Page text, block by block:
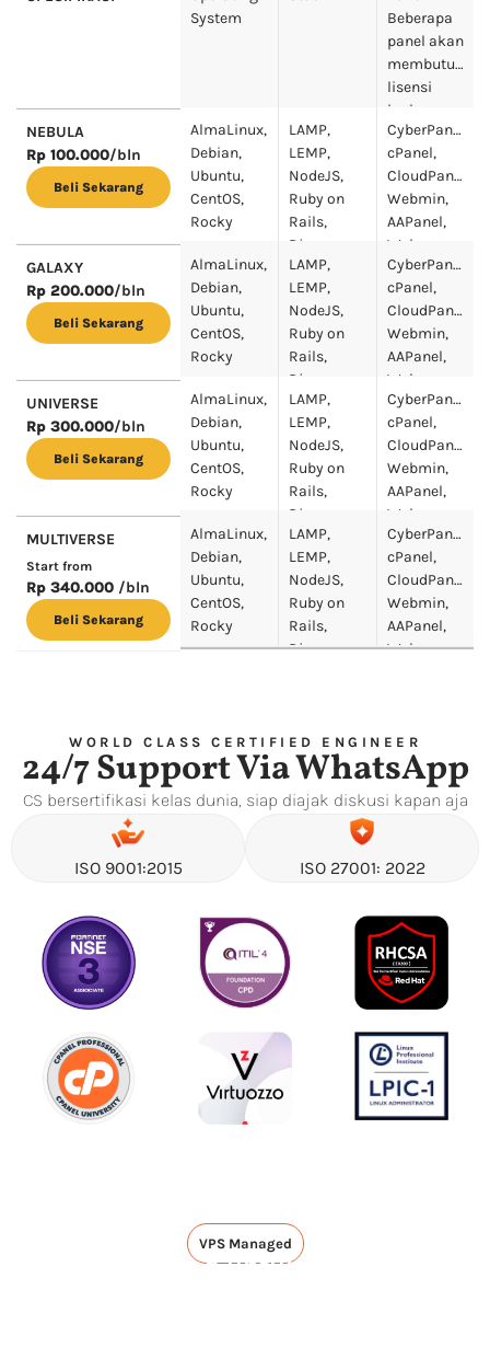
NEBULA
Rp 100.000/bln
Beli Sekarang
GALAXY
Rp 200.000/bln
Beli Sekarang
UNIVERSE
Rp 300.000/bln
Beli Sekarang
MULTIVERSE
Start from
Rp 340.000 /bln
Beli Sekarang
System
AlmaLinux,
Debian,
Ubuntu,
CentOS,
Rocky
AlmaLinux,
Debian,
Ubuntu,
CentOS,
Rocky
AlmaLinux,
Debian,
Ubuntu,
CentOS,
Rocky
AlmaLinux,
Debian,
Ubuntu,
CentOS,
Rocky
LAMP,
LEMP,
NodeJS,
Ruby on
Rails,
Django,
Docker
Portainer
LAMP,
LEMP,
NodeJS,
Ruby on
Rails,
Django,
Docker
Portainer
LAMP,
LEMP,
NodeJS,
Ruby on
Rails,
Django,
Docker
Portainer
LAMP,
LEMP,
NodeJS,
Ruby on
Rails,
Django,
Beberapa
panel akan
membutuhkan
lisensi
berbayar,
yang bisa
kamu
dapatkan
di sini
CyberPanel,
cPanel,
CloudPanel,
Webmin,
AAPanel,
Webuzo
CyberPanel,
cPanel,
CloudPanel,
Webmin,
AAPanel,
Webuzo
CyberPanel,
cPanel,
CloudPanel,
Webmin,
AAPanel,
Webuzo
CyberPanel,
cPanel,
CloudPanel,
Webmin,
AAPanel,
Webuzo
WORLD CLASS CERTIFIED ENGINEER
24/7 Support Via WhatsApp
CS bersertifikasi kelas dunia, siap diajak diskusi kapan aja
ISO 9001:2015 ISO 27001: 2022
VPS Managed
VPS Managed untuk WordPress